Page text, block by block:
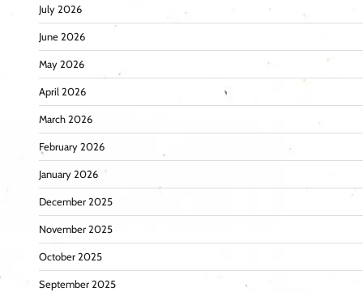
July 2026
June 2026
May 2026
April 2026
March 2026
February 2026
January 2026
December 2025
November 2025
October 2025
September 2025